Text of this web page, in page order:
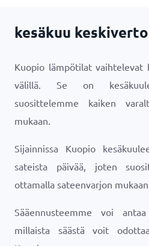
kesäkuu
Kuopio lämpötilat vaihtelevat
välillä. Se on
suosittelemme kaiken
mukaan.
Sijainnissa Kuopio
sateista päivää, joten
ottamalla sateenvarjon
Sääennusteemme voi
millaista säästä voit